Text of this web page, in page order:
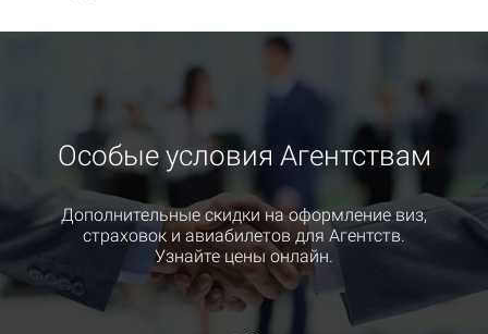
Особые условия Агентствам
Дополнительные скидки на оформление виз,
страховок и авиабилетов для Агентств.
Узнайте цены онлайн.